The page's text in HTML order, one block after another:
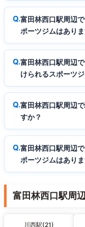
富田林西口駅周辺
ポーツジムはあり
富田林西口駅周辺
けられるスポーツ
富田林西口駅周辺
すか？
富田林西口駅周辺
ポーツジムはあり
富田林西口駅周
川西駅(21)